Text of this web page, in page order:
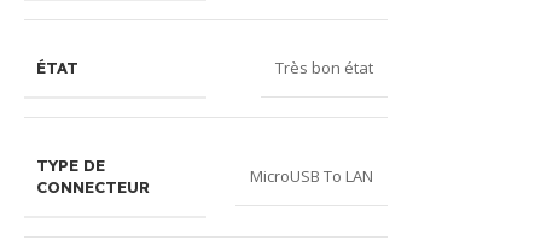
ÉTAT Très bon état
TYPE DE
CONNECTEUR
MicroUSB To LAN